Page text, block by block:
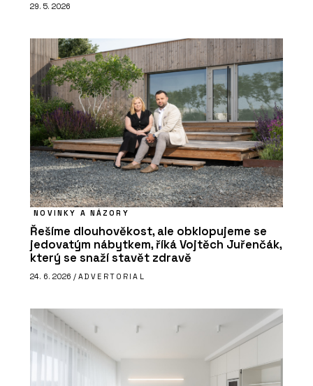
29. 5. 2026
NOVINKY A NÁZORY
Řešíme dlouhověkost, ale obklopujeme se
jedovatým nábytkem, říká Vojtěch Juřenčák,
který se snaží stavět zdravě
24. 6. 2026 / ADVERTORIAL